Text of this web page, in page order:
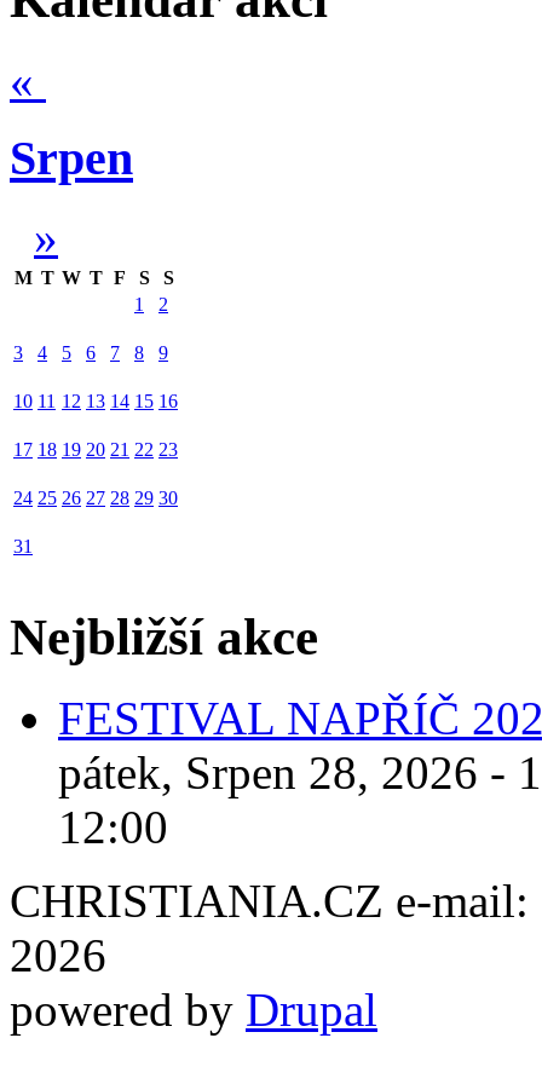
«
Srpen
»
M T W T F S
S
1
2
3 4 5 6 7 8 9
10 11 12 13 14 15 16
17 18 19 20 21 22 23
24 25 26 27 28 29 30
31
Nejbližší akce
FESTIVAL NAPŘÍČ
pátek, Srpen 28, 2026 -
12:00
CHRISTIANIA.CZ e-mail:
2026
powered by Drupal